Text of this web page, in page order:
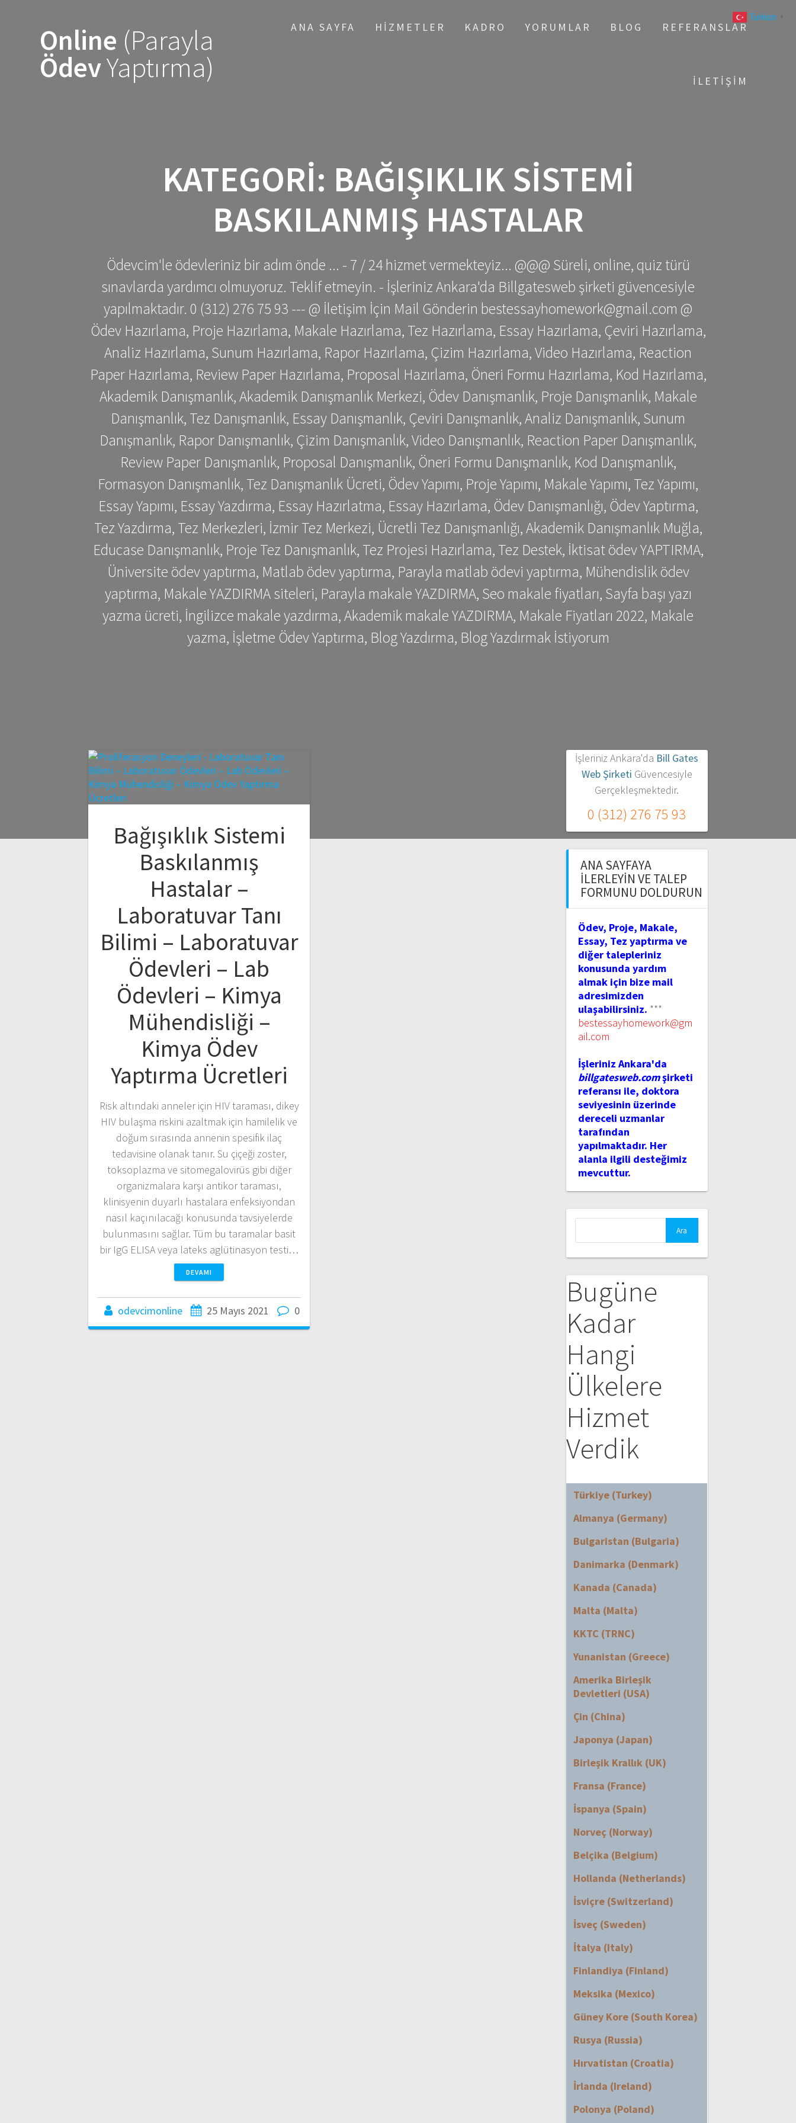
Online (Parayla
ÖdevYaptırma)
ANA SAYFA HIZMETLER KADRO YORUMLAR BLOG REFERANSLAR
İLETIŞIM
KATEGORI: BAĞIŞIKLIK SISTEMI
BASKILANMIŞ HASTALAR
Ödevcim'le ödevleriniz bir adım önde ... - 7 / 24 hizmet vermekteyiz... @@@ Süreli, online, quiz türü
sınavlarda yardımcı olmuyoruz. Teklif etmeyin. - İşleriniz Ankara'da Billgatesweb şirketi güvencesiyle
yapılmaktadır. 0 (312) 276 75 93 --- @ İletişim İçin Mail Gönderin bestessayhomework@gmail.com @
Ödev Hazırlama, Proje Hazırlama, Makale Hazırlama, Tez Hazırlama, Essay Hazırlama, Çeviri Hazırlama,
Analiz Hazırlama, Sunum Hazırlama, Rapor Hazırlama, Çizim Hazırlama, Video Hazırlama, Reaction
Paper Hazırlama, Review Paper Hazırlama, Proposal Hazırlama, Öneri Formu Hazırlama, Kod Hazırlama,
Akademik Danışmanlık, Akademik Danışmanlık Merkezi, Ödev Danışmanlık, Proje Danışmanlık, Makale
Danışmanlık, Tez Danışmanlık, Essay Danışmanlık, Çeviri Danışmanlık, Analiz Danışmanlık, Sunum
Danışmanlık, Rapor Danışmanlık, Çizim Danışmanlık, Video Danışmanlık, Reaction Paper Danışmanlık,
Review Paper Danışmanlık, Proposal Danışmanlık, Öneri Formu Danışmanlık, Kod Danışmanlık,
Formasyon Danışmanlık, Tez Danışmanlık Ücreti, Ödev Yapımı, Proje Yapımı, Makale Yapımı, Tez Yapımı,
Essay Yapımı, Essay Yazdırma, Essay Hazırlatma, Essay Hazırlama, Ödev Danışmanlığı, Ödev Yaptırma,
Tez Yazdırma, Tez Merkezleri, İzmir Tez Merkezi, Ücretli Tez Danışmanlığı, Akademik Danışmanlık Muğla,
Educase Danışmanlık, Proje Tez Danışmanlık, Tez Projesi Hazırlama, Tez Destek, İktisat ödev YAPTIRMA,
Üniversite ödev yaptırma, Matlab ödev yaptırma, Parayla matlab ödevi yaptırma, Mühendislik ödev
yaptırma, Makale YAZDIRMA siteleri, Parayla makale YAZDIRMA, Seo makale fiyatları, Sayfa başı yazı
yazma ücreti, İngilizce makale yazdırma, Akademik makale YAZDIRMA, Makale Fiyatları 2022, Makale
yazma, İşletme Ödev Yaptırma, Blog Yazdırma, Blog Yazdırmak İstiyorum
Bağışıklık Sistemi
Baskılanmış
Hastalar –
Laboratuvar Tanı
Bilimi – Laboratuvar
Ödevleri – Lab
Ödevleri – Kimya
Mühendisliği –
Kimya Ödev
Yaptırma Ücretleri
Risk altındaki anneler için HIV taraması, dikey
HIV bulaşma riskini azaltmak için hamilelik ve
doğum sırasında annenin spesifik ilaç
tedavisine olanak tanır. Su çiçeği zoster,
toksoplazma ve sitomegalovirüs gibi diğer
organizmalara karşı antikor taraması,
klinisyenin duyarlı hastalara enfeksiyondan
nasıl kaçınılacağı konusunda tavsiyelerde
bulunmasını sağlar. Tüm bu taramalar basit
bir IgG ELISA veya lateks aglütinasyon testi…
DEVAMI
odevcimonline 25 Mayıs 2021 0
İşleriniz Ankara'da Bill Gates
Web Şirketi Güvencesiyle
Gerçekleşmektedir.
0 (312) 276 75 93
ANA SAYFAYA
İLERLEYIN VE TALEP
FORMUNU DOLDURUN
Ödev, Proje, Makale,
Essay, Tez yaptırma ve
diğer talepleriniz
konusunda yardım
almak için bize mail
adresimizden
ulaşabilirsiniz. ***
bestessayhomework@gm
ail.com
İşleriniz Ankara'da
billgatesweb.comşirketi
referansı ile, doktora
seviyesinin üzerinde
dereceli uzmanlar
tarafından
yapılmaktadır. Her
alanla ilgili desteğimiz
mevcuttur.
Bugüne
Kadar
Hangi
Ülkelere
Hizmet
Verdik
Türkiye (Turkey)
Almanya (Germany)
Bulgaristan (Bulgaria)
Danimarka (Denmark)
Kanada (Canada)
Malta (Malta)
KKTC (TRNC)
Yunanistan (Greece)
Amerika Birleşik
Devletleri (USA)
Çin (China)
Japonya (Japan)
Birleşik Krallık (UK)
Fransa (France)
İspanya (Spain)
Norveç (Norway)
Belçika (Belgium)
Hollanda (Netherlands)
İsviçre (Switzerland)
İsveç (Sweden)
İtalya (Italy)
Finlandiya (Finland)
Meksika (Mexico)
Güney Kore (South Korea)
Rusya (Russia)
Hırvatistan (Croatia)
İrlanda (Ireland)
Polonya (Poland)
Turkish ▼